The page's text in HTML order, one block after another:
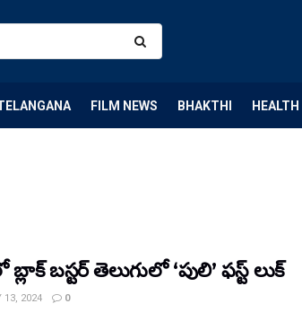
FILM NEWS BHAKTHI HEALTH
బస్టర్ తెలుగులో ‘పులి’ ఫస్ట్ లుక్
13, 2024 0